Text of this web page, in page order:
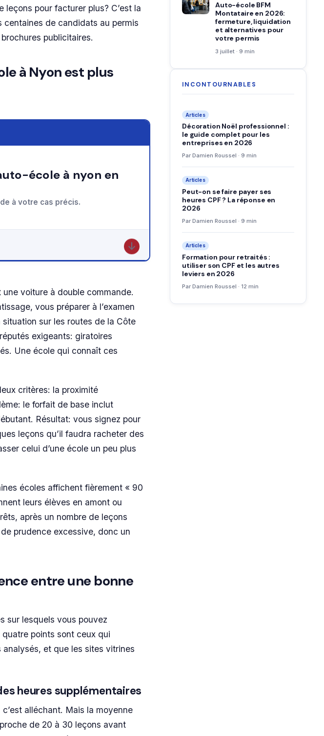
pour facturer plus? C’est la
centaines de candidats au permis
publicitaires.
à Nyon est plus
à votre cas précis.
↓
voiture à double commande.
vous préparer à l’examen
sur les routes de la Côte
exigeants: giratoires
Une école qui connaît ces
critères: la proximité
le forfait de base inclut
Résultat: vous signez pour
leçons qu’il faudra racheter des
celui d’une école un peu plus
écoles affichent fièrement « 90
leurs élèves en amont ou
après un nombre de leçons
prudence excessive, donc un
entre une bonne
sur lesquels vous pouvez
points sont ceux qui
et que les sites vitrines
heures supplémentaires
alléchant. Mais la moyenne
de 20 à 30 leçons avant
Auto-école BFM
Montataire en 2026:
fermeture, liquidation
et alternatives pour
votre permis
3 juillet · 9 min
INCONTOURNABLES
Articles
Décoration Noël professionnel :
le guide complet pour les
entreprises en 2026
Par Damien Roussel · 9 min
Articles
Peut-on se faire payer ses
heures CPF ? La réponse en
2026
Par Damien Roussel · 9 min
Articles
Formation pour retraités :
utiliser son CPF et les autres
leviers en 2026
Par Damien Roussel · 12 min